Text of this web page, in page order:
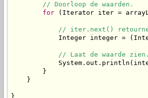
// Doorloop de waarden.
for (Iterator iter =
// iter.next()
Integer integer =
// Laat de waarde zien.
        }
    }
}